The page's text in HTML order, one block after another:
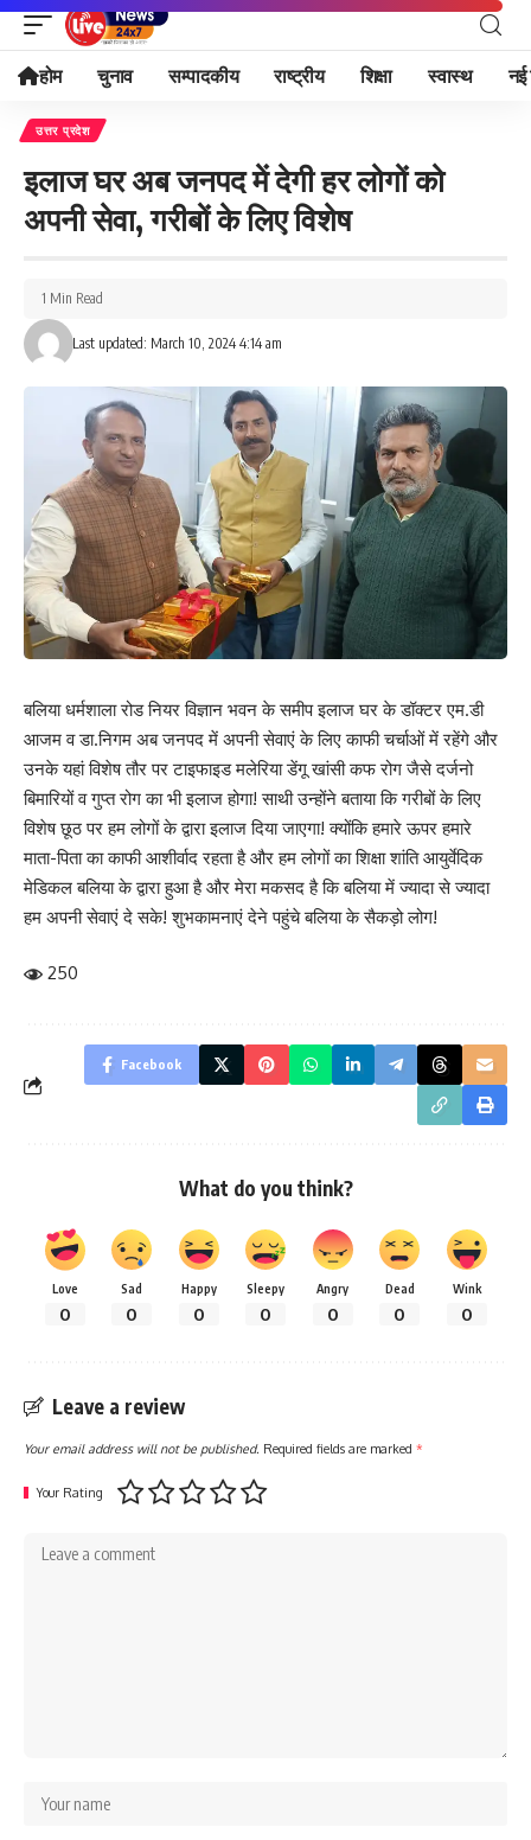
होम चुनाव सम्पादकीय राष्ट्रीय शिक्षा स्वास्थ नई
उत्तर प्रदेश
इलाज घर अब जनपद में देगी हर लोगों को
अपनी सेवा, गरीबों के लिए विशेष
Last updated: March 10, 2024 4:14 am
1 Min Read
बलिया धर्मशाला रोड नियर विज्ञान भवन के समीप इलाज घर के डॉक्टर एम.डी
आजम व डा.निगम अब जनपद में अपनी सेवाएं के लिए काफी चर्चाओं में रहेंगे और
उनके यहां विशेष तौर पर टाइफाइड मलेरिया डेंगू खांसी कफ रोग जैसे दर्जनो
बिमारियों व गुप्त रोग का भी इलाज होगा! साथी उन्होंने बताया कि गरीबों के लिए
विशेष छूठ पर हम लोगों के द्वारा इलाज दिया जाएगा! क्योंकि हमारे ऊपर हमारे
माता-पिता का काफी आशीर्वाद रहता है और हम लोगों का शिक्षा शांति आयुर्वेदिक
मेडिकल बलिया के द्वारा हुआ है और मेरा मकसद है कि बलिया में ज्यादा से ज्यादा
हम अपनी सेवाएं दे सके! शुभकामनाएं देने पहुंचे बलिया के सैकड़ो लोग!
250
Facebook
What do you think?
Love
0
Sad
0
Happy
0
Sleepy
0
Angry
0
Dead
0
Wink
0
Leave a review
Your email address will not be published. Required fields are marked *
Your Rating